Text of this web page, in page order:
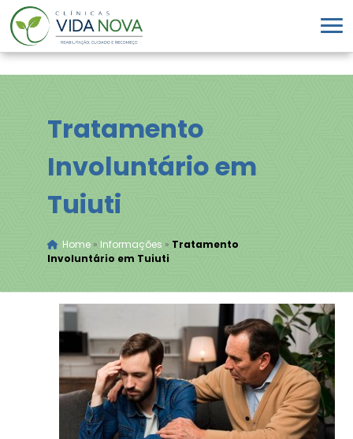
Tratamento
Involuntário em
Tuiuti
Home» Informações » Tratamento
Involuntário em Tuiuti